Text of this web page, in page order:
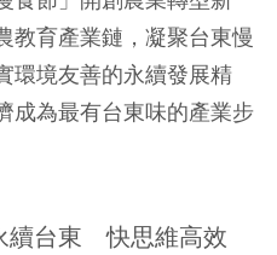
教育產業鏈，凝聚台東慢
環境友善的永續發展精
成為最有台東味的產業步
續台東 快思維高效